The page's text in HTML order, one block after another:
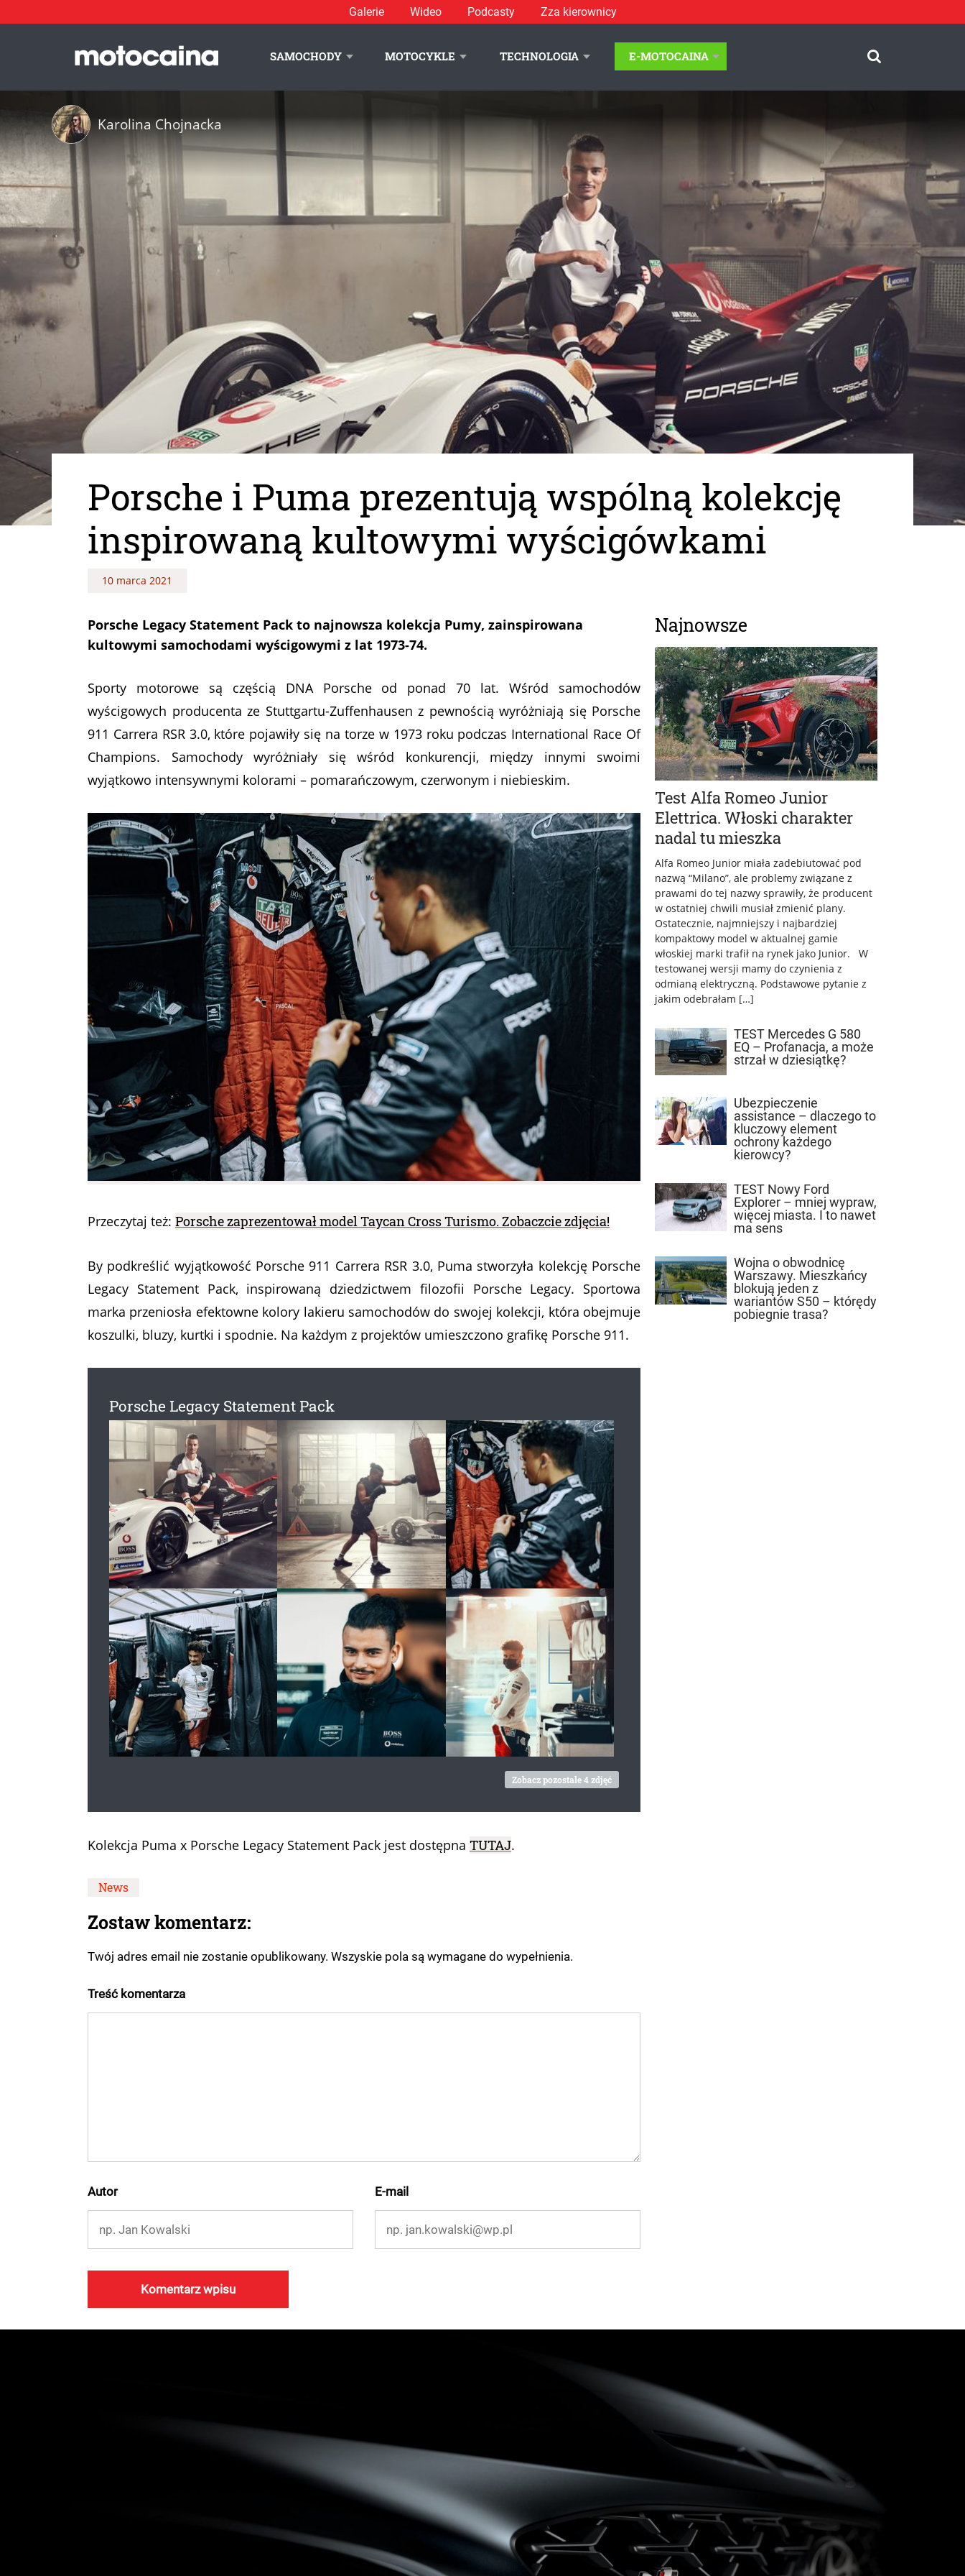
Galerie Wideo Podcasty Zza kierownicy
SAMOCHODY MOTOCYKLE TECHNOLOGIA E-MOTOCAINA
Karolina Chojnacka
Porsche i Puma prezentują wspólną kolekcję
inspirowaną kultowymi wyścigówkami
10 marca 2021
Porsche Legacy Statement Pack to najnowsza kolekcja Pumy, zainspirowana
kultowymi samochodami wyścigowymi z lat 1973-74.
Sporty motorowe są częścią DNA Porsche od ponad 70 lat. Wśród samochodów
wyścigowych producenta ze Stuttgartu-Zuffenhausen z pewnością wyróżniają się Porsche
911 Carrera RSR 3.0, które pojawiły się na torze w 1973 roku podczas International Race Of
Champions. Samochody wyróżniały się wśród konkurencji, między innymi swoimi
wyjątkowo intensywnymi kolorami – pomarańczowym, czerwonym i niebieskim.
Przeczytaj też: Porsche zaprezentował model Taycan Cross Turismo. Zobaczcie zdjęcia!
By podkreślić wyjątkowość Porsche 911 Carrera RSR 3.0, Puma stworzyła kolekcję Porsche
Legacy Statement Pack, inspirowaną dziedzictwem filozofii Porsche Legacy. Sportowa
marka przeniosła efektowne kolory lakieru samochodów do swojej kolekcji, która obejmuje
koszulki, bluzy, kurtki i spodnie. Na każdym z projektów umieszczono grafikę Porsche 911.
Porsche Legacy Statement Pack
Zobacz pozostałe 4 zdjęć
Kolekcja Puma x Porsche Legacy Statement Pack jest dostępna TUTAJ.
News
Zostaw komentarz:
Twój adres email nie zostanie opublikowany. Wszyskie pola są wymagane do wypełnienia.
Treść komentarza
Autor E-mail
Najnowsze
Test Alfa Romeo Junior
Elettrica. Włoski charakter
nadal tu mieszka
Alfa Romeo Junior miała zadebiutować pod
nazwą “Milano”, ale problemy związane z
prawami do tej nazwy sprawiły, że producent
w ostatniej chwili musiał zmienić plany.
Ostatecznie, najmniejszy i najbardziej
kompaktowy model w aktualnej gamie
włoskiej marki trafił na rynek jako Junior. W
testowanej wersji mamy do czynienia z
odmianą elektryczną. Podstawowe pytanie z
jakim odebrałam […]
TEST Mercedes G 580
EQ – Profanacja, a może
strzał w dziesiątkę?
Ubezpieczenie
assistance – dlaczego to
kluczowy element
ochrony każdego
kierowcy?
TEST Nowy Ford
Explorer – mniej wypraw,
więcej miasta. I to nawet
ma sens
Wojna o obwodnicę
Warszawy. Mieszkańcy
blokują jeden z
wariantów S50 – którędy
pobiegnie trasa?